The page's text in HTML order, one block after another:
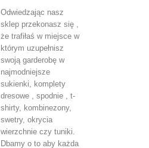
Odwiedzając nasz
sklep przekonasz się ,
że trafiłaś w miejsce w
którym uzupełnisz
swoją garderobę w
najmodniejsze
sukienki, komplety
dresowe , spodnie , t-
shirty, kombinezony,
swetry, okrycia
wierzchnie czy tuniki.
Dbamy o to aby każda